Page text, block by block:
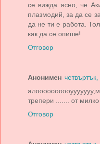
се вижда ясно, че
плазмодий, за да се
да не ти е работа.
как да се опише!
Отговор
Анонимен
трепери ....... от
Отговор